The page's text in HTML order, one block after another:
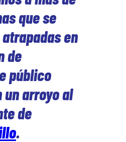
que se
en
de
público
un arroyo al
de
.